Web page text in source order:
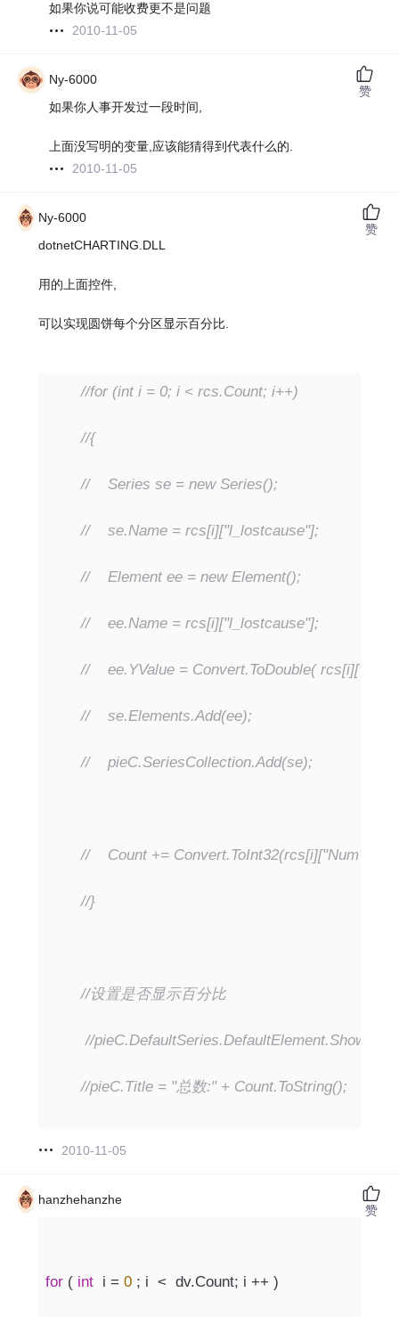
如果你说可能收费更不是问题
2010-11-05
Ny-6000
如果你人事开发过一段时间,
上面没写明的变量,应该能猜得到代表什么的.
2010-11-05
赞
Ny-6000
dotnetCHARTING.DLL
用的上面控件,
可以实现圆饼每个分区显示百分比.
//for (int i = 0; i < rcs.Count; i++)
//{
//    Series se = new Series();
//    se.Name = rcs[i]["l_lostcause"];
//    Element ee = new Element();
//    ee.Name = rcs[i]["l_lostcause"];
//    ee.YValue = Convert.ToDouble(
//    se.Elements.Add(ee);
//    pieC.SeriesCollection.Add(se);
//    Count += Convert.ToInt32(rcs[i]["Num"]);
//}
//设置是否显示百分比
//
//pieC.Title = "总数:" + Count.ToString();
2010-11-05
赞
hanzhehanzhe
for ( int
  i =
0 ; i  <  dv.Count; i ++ )
赞